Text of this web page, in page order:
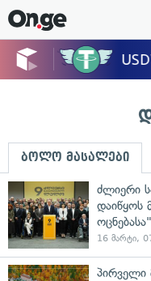
ბოლო მასალები
ძლიერი
დაიწყოს
16 მარტი,
პირველი